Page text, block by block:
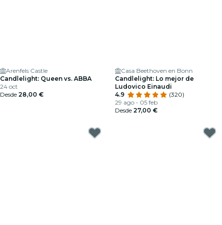
Arenfels Castle
Candlelight: Queen vs. ABBA
24 oct
Desde 28,00 €
Casa Beethoven en Bonn
Candlelight: Lo mejor de
Ludovico Einaudi
4.9
(320)
29 ago - 05 feb
Desde 27,00 €